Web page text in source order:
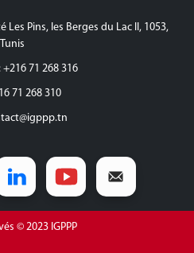
Pins, les Berges du Lac II, 1053,
Tunis
+216 71 268 316
71 268 310
© 2023 IGPPP